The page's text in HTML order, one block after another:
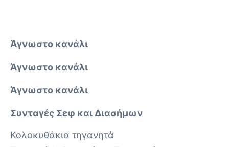
Άγνωστο κανάλι
Άγνωστο κανάλι
Άγνωστο κανάλι
Συνταγές Σεφ και Διασήμων
Κολοκυθάκια τηγανητά